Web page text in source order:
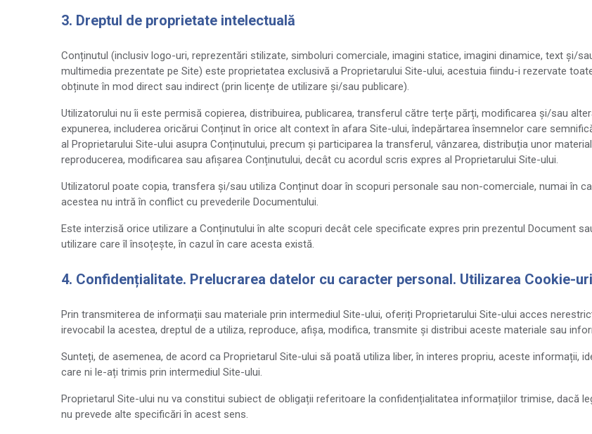
3. Dreptul de proprietate intelectuală
Conținutul (inclusiv logo-uri, reprezentări stilizate, simboluri comerciale, imagini statice, imagini dinamice, text și/
multimedia prezentate pe Site) este proprietatea exclusivă a Proprietarului Site-ului, acestuia fiindu-i rezervate
obținute în mod direct sau indirect (prin licențe de utilizare și/sau publicare).
Utilizatorului nu îi este permisă copierea, distribuirea, publicarea, transferul către terțe părți, modificarea și/sau
expunerea, includerea oricărui Conținut în orice alt context în afara Site-ului, îndepărtarea însemnelor care
al Proprietarului Site-ului asupra Conținutului, precum și participarea la transferul, vânzarea, distribuția unor
reproducerea, modificarea sau afișarea Conținutului, decât cu acordul scris expres al Proprietarului Site-ului.
Utilizatorul poate copia, transfera și/sau utiliza Conținut doar în scopuri personale sau non-comerciale, numai în
acestea nu intră în conflict cu prevederile Documentului.
Este interzisă orice utilizare a Conținutului în alte scopuri decât cele specificate expres prin prezentul Document
utilizare care îl însoțește, în cazul în care acesta există.
4. Confidențialitate. Prelucrarea datelor cu caracter personal. Utilizarea Cookie-
Prin transmiterea de informații sau materiale prin intermediul Site-ului, oferiți Proprietarului Site-ului acces
irevocabil la acestea, dreptul de a utiliza, reproduce, afișa, modifica, transmite și distribui aceste materiale sau
Sunteți, de asemenea, de acord ca Proprietarul Site-ului să poată utiliza liber, în interes propriu, aceste informații,
care ni le-ați trimis prin intermediul Site-ului.
Proprietarul Site-ului nu va constitui subiect de obligații referitoare la confidențialitatea informațiilor trimise, dacă
nu prevede alte specificări în acest sens.